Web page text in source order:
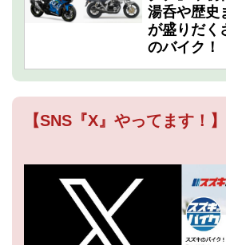
湯呑や歴史
が盛りだく
のバイク！
【SNS『X』やってます！】